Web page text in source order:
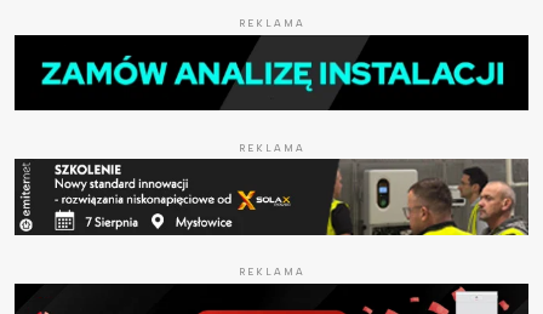
REKLAMA
REKLAMA
REKLAMA